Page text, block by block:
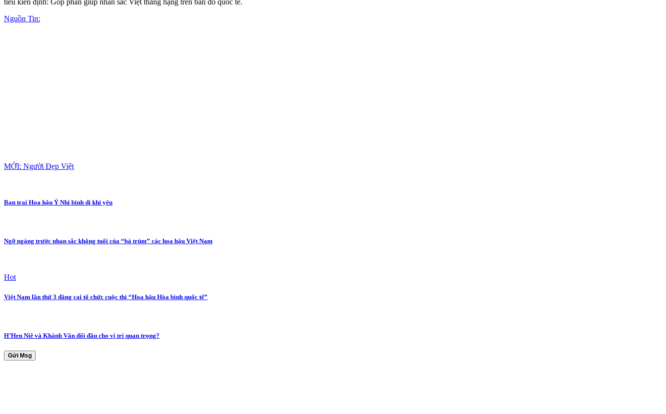
Nguồn Tin:
MỚI: Người Đẹp Việt
Bạn trai Hoa hậu Ý Nhi bình dị khi yêu
Ngỡ ngàng trước nhan sắc không tuổi của “bà trùm” các hoa hậu Việt Nam
Hot
Việt Nam lần thứ 3 đăng cai tổ chức cuộc thi “Hoa hậu Hòa bình quốc tế”
H’Hen Niê và Khánh Vân đối đầu cho vị trí quan trọng?
Gửi Msg